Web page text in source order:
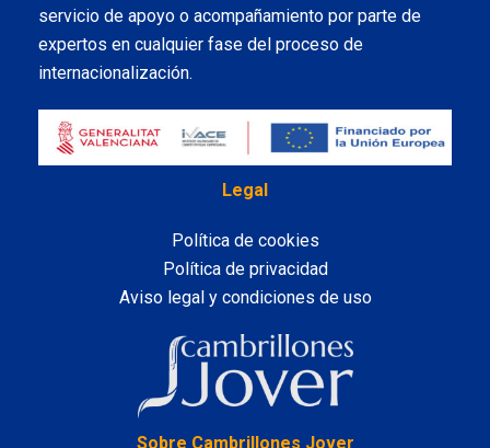
servicio de apoyo o acompañamiento por parte de
expertos en cualquier fase del proceso de
internacionalización.
Legal
Política de cookies
Política de privacidad
Aviso legal y condiciones de uso
Sobre Cambrillones Jover
LinkedIn